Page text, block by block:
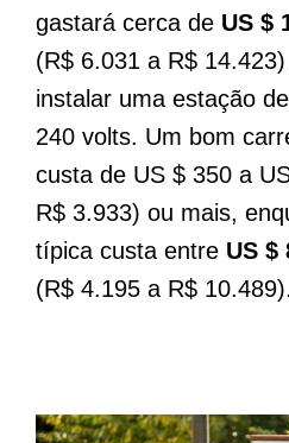
gastará cerca de US $
(R$ 6.031 a R$
instalar uma estação
240 volts. Um bom
custa de US $ 350 a
R$ 3.933) ou mais,
típica custa entre US $
(R$ 4.195 a R$ 10.489).